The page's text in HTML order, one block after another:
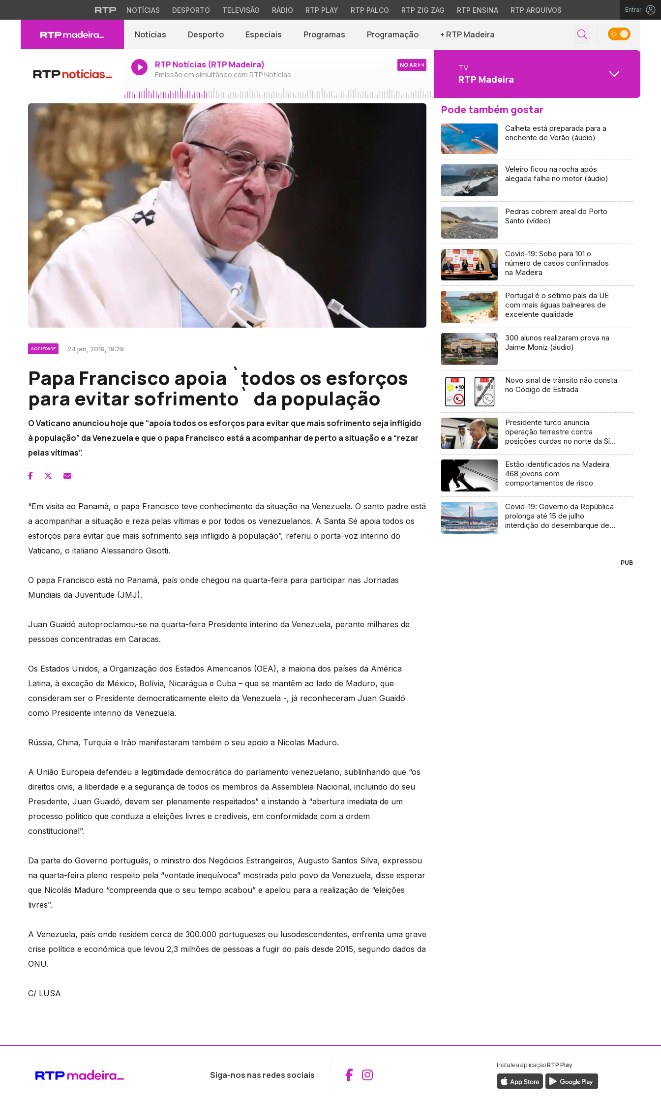
NOTÍCIAS DESPORTO TELEVISÃO RÁDIO RTP PLAY RTP PALCO RTP ZIG ZAG RTP ENSINA RTP ARQUIVOS Entrar
Notícias Desporto Especiais Programas Programação + RTP Madeira
RTP Notícias (RTP Madeira)
Emissão em simultâneo com RTP Notícias
NO AR TV
RTP Madeira
SOCIEDADE 24 jan, 2019, 19:29
Papa Francisco apoia `todos os esforços
para evitar sofrimento` da população
O Vaticano anunciou hoje que “apoia todos os esforços para evitar que mais sofrimento seja infligido
à população” da Venezuela e que o papa Francisco está a acompanhar de perto a situação e a “rezar
pelas vítimas”.
“Em visita ao Panamá, o papa Francisco teve conhecimento da situação na Venezuela. O santo padre está
a acompanhar a situação e reza pelas vítimas e por todos os venezuelanos. A Santa Sé apoia todos os
esforços para evitar que mais sofrimento seja infligido à população”, referiu o porta-voz interino do
Vaticano, o italiano Alessandro Gisotti.
O papa Francisco está no Panamá, país onde chegou na quarta-feira para participar nas Jornadas
Mundiais da Juventude (JMJ).
Juan Guaidó autoproclamou-se na quarta-feira Presidente interino da Venezuela, perante milhares de
pessoas concentradas em Caracas.
Os Estados Unidos, a Organização dos Estados Americanos (OEA), a maioria dos países da América
Latina, à exceção de México, Bolívia, Nicarágua e Cuba – que se mantêm ao lado de Maduro, que
consideram ser o Presidente democraticamente eleito da Venezuela -, já reconheceram Juan Guaidó
como Presidente interino da Venezuela.
Rússia, China, Turquia e Irão manifestaram também o seu apoio a Nicolas Maduro.
A União Europeia defendeu a legitimidade democrática do parlamento venezuelano, sublinhando que “os
direitos civis, a liberdade e a segurança de todos os membros da Assembleia Nacional, incluindo do seu
Presidente, Juan Guaidó, devem ser plenamente respeitados” e instando à “abertura imediata de um
processo político que conduza a eleições livres e credíveis, em conformidade com a ordem
constitucional”.
Da parte do Governo português, o ministro dos Negócios Estrangeiros, Augusto Santos Silva, expressou
na quarta-feira pleno respeito pela “vontade inequívoca” mostrada pelo povo da Venezuela, disse esperar
que Nicolás Maduro “compreenda que o seu tempo acabou” e apelou para a realização de “eleições
livres”.
A Venezuela, país onde residem cerca de 300.000 portugueses ou lusodescendentes, enfrenta uma grave
crise política e económica que levou 2,3 milhões de pessoas a fugir do país desde 2015, segundo dados da
ONU.
C/ LUSA
Pode também gostar
Calheta está preparada para a
enchente de Verão (áudio)
Veleiro ficou na rocha após
alegada falha no motor (áudio)
Pedras cobrem areal do Porto
Santo (vídeo)
Covid-19: Sobe para 101 o
número de casos confirmados
na Madeira
Portugal é o sétimo país da UE
com mais águas balneares de
excelente qualidade
300 alunos realizaram prova na
Jaime Moniz (áudio)
Novo sinal de trânsito não consta
no Código de Estrada
Presidente turco anuncia
operação terrestre contra
posições curdas no norte da Síria
Estão identificados na Madeira
468 jovens com
comportamentos de risco
Covid-19: Governo da República
prolonga até 15 de julho
interdição do desembarque de
PUB
Siga-nos nas redes sociais Aceder ao Facebook da RTP Madeira
Aceder ao Instagram da RTP Madeira
Instale a aplicaçãoRTP Play